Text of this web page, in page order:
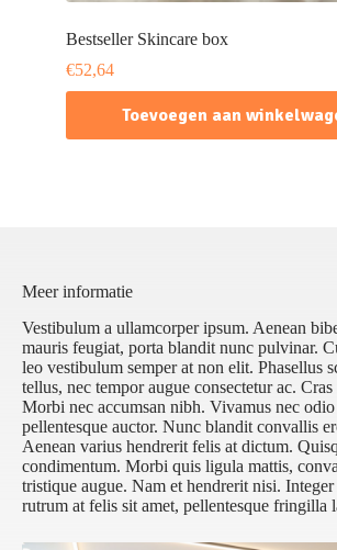
Bestseller Skincare box
€52,64
Toevoegen aan
Meer informatie
Vestibulum a ullamcorper ipsum. Aenean
mauris feugiat, porta blandit nunc pulvinar.
leo vestibulum semper at non elit. Phasellus
tellus, nec tempor augue consectetur ac.
Morbi nec accumsan nibh. Vivamus nec
pellentesque auctor. Nunc blandit convallis
Aenean varius hendrerit felis at dictum.
condimentum. Morbi quis ligula mattis,
tristique augue. Nam et hendrerit nisi.
rutrum at felis sit amet, pellentesque fringilla